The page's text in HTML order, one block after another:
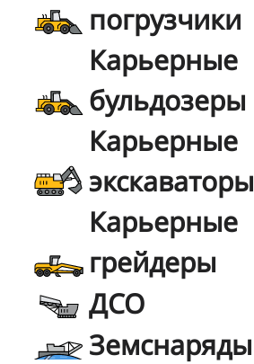
погрузчики
Карьерные
бульдозеры
Карьерные
экскаваторы
Карьерные
грейдеры
ДСО
Земснаряды